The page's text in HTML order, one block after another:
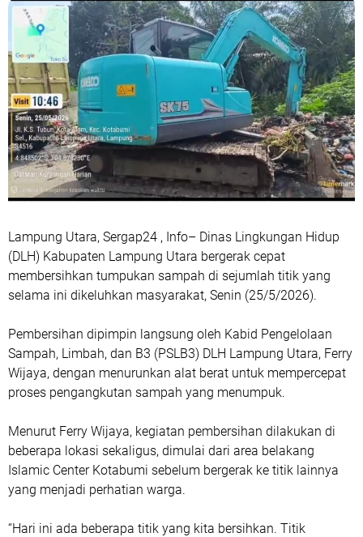
Lampung Utara, Sergap24 , Info– Dinas Lingkungan Hidup
(DLH) Kabupaten Lampung Utara bergerak cepat
membersihkan tumpukan sampah di sejumlah titik yang
selama ini dikeluhkan masyarakat, Senin (25/5/2026).
Pembersihan dipimpin langsung oleh Kabid Pengelolaan
Sampah, Limbah, dan B3 (PSLB3) DLH Lampung Utara, Ferry
Wijaya, dengan menurunkan alat berat untuk mempercepat
proses pengangkutan sampah yang menumpuk.
Menurut Ferry Wijaya, kegiatan pembersihan dilakukan di
beberapa lokasi sekaligus, dimulai dari area belakang
Islamic Center Kotabumi sebelum bergerak ke titik lainnya
yang menjadi perhatian warga.
“Hari ini ada beberapa titik yang kita bersihkan. Titik